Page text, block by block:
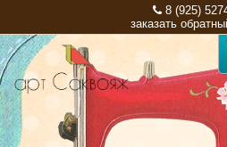
8 (925)
заказать